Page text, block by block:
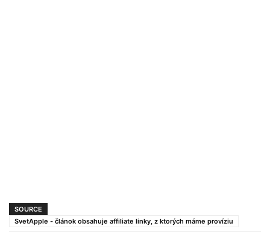
SOURCE
SvetApple - článok obsahuje affiliate linky, z ktorých máme províziu